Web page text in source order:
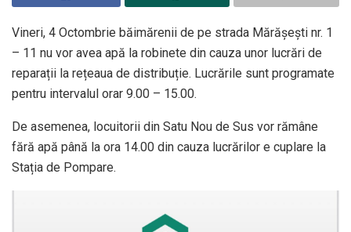
Vineri, 4 Octombrie băimărenii de pe strada Mărășești nr. 1
– 11 nu vor avea apă la robinete din cauza unor lucrări de
reparații la rețeaua de distribuție. Lucrările sunt programate
pentru intervalul orar 9.00 – 15.00.
De asemenea, locuitorii din Satu Nou de Sus vor rămâne
fără apă până la ora 14.00 din cauza lucrărilor e cuplare la
Stația de Pompare.